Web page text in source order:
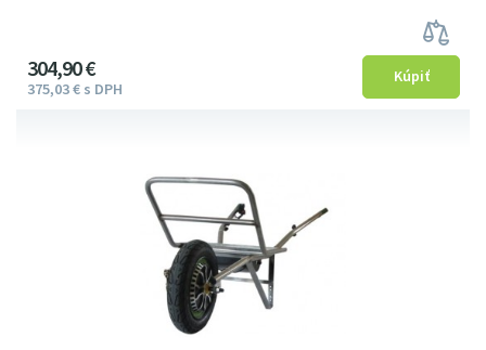
304 90€
375 03€ s DPH